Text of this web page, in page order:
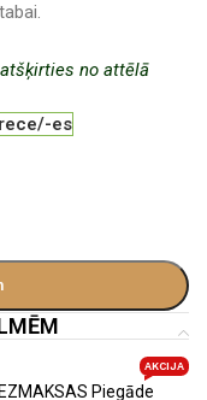
no attēlā
es
Piegāde
AKCIJA